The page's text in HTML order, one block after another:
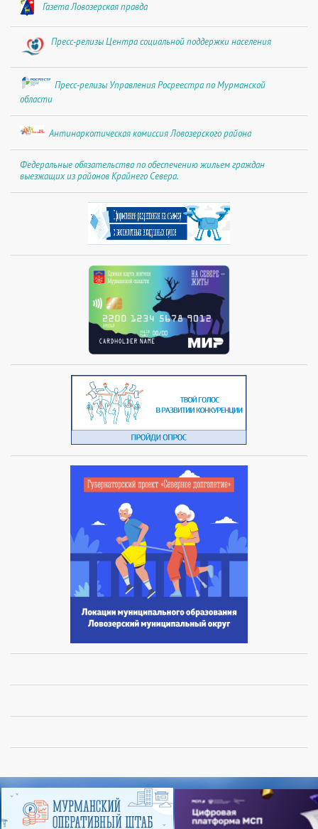
Газета Ловозерская правда
Пресс-релизы Центра социальной поддержки населения
Пресс-релизы Управления Росреестра по Мурманской
области
Антинаркотическая комиссия Ловозерского района
Федеральные обязательства по обеспечению жильем граждан
выезжащих из районов Крайнего Севера.